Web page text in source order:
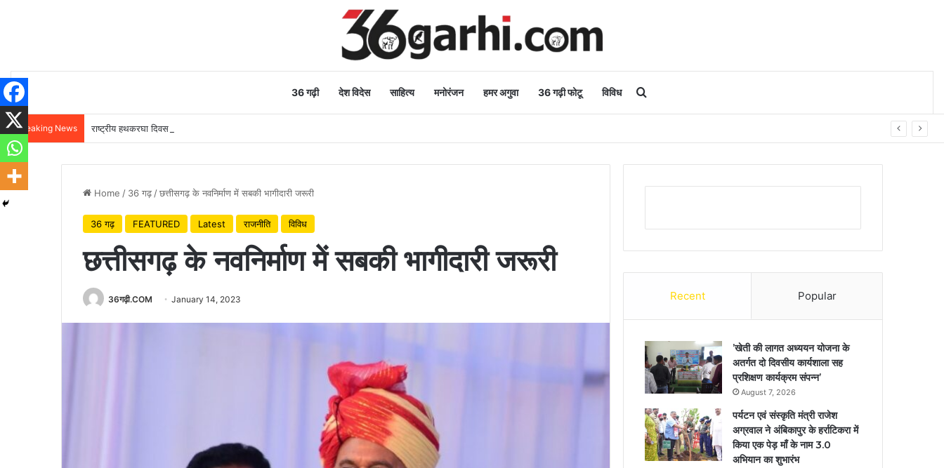
36 गढ़ी देश विदेस साहित्य मनोरंजन हमर अगुवा 36 गढ़ी फोटू विविध
Breaking News राष्ट्रीय हथकरघा दिवस पर वित्त मंत्री ओपी चौधरी ने बुनकरों को दी शुभकामनाएं
Home / 36 गढ़ /छत्तीसगढ़ के नवनिर्माण में सबकी भागीदारी जरूरी
36 गढ़ FEATURED Latest राजनीति विविध
छत्तीसगढ़ के नवनिर्माण में सबकी भागीदारी जरूरी
36गढ़ी.COM January 14, 2023 Recent Popular
’खेती की लागत अध्ययन योजना के
अतर्गत दो दिवसीय कार्यशाला सह
प्रशिक्षण कार्यक्रम संपन्न’
August 7, 2026
पर्यटन एवं संस्कृति मंत्री राजेश
अग्रवाल ने अंबिकापुर के हर्राटिकरा में
किया एक पेड़ माँ के नाम 3.0
अभियान का शुभारंभ